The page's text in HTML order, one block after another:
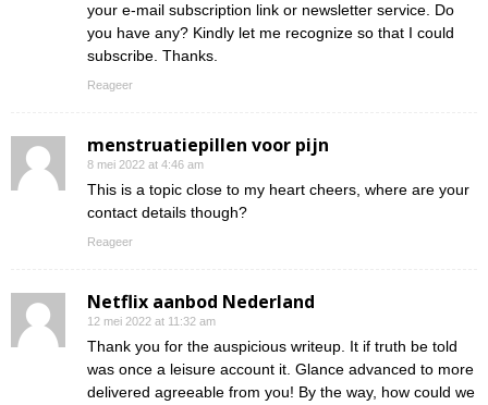
your e-mail subscription link or newsletter service. Do
you have any? Kindly let me recognize so that I could
subscribe. Thanks.
Reageer
menstruatiepillen voor pijn
8 mei 2022 at 4:46 am
This is a topic close to my heart cheers, where are your
contact details though?
Reageer
Netflix aanbod Nederland
12 mei 2022 at 11:32 am
Thank you for the auspicious writeup. It if truth be told
was once a leisure account it. Glance advanced to more
delivered agreeable from you! By the way, how could we